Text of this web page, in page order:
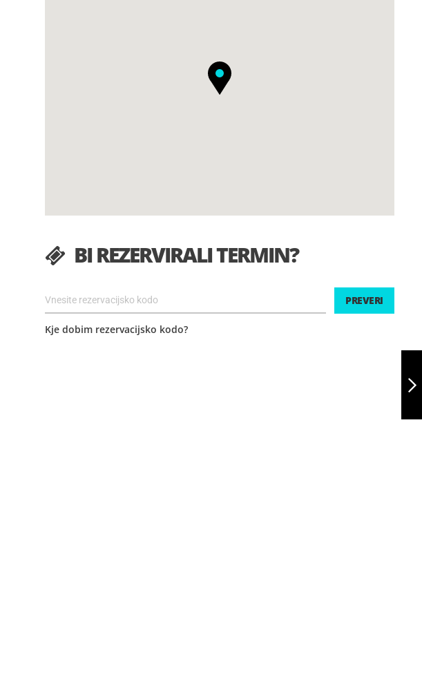
BI REZERVIRALI TERMIN?
PREVERI
Kje dobim rezervacijsko kodo?